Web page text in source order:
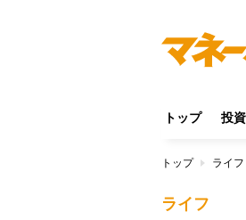
トップ 投資
トップ ライフ
ライフ